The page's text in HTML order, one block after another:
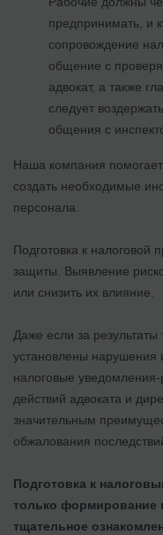
предпринимать, и
сопровождение
общение с
адвокат, а также
следует
общения с
Наша компания
создать необходимые
персонала.
Подготовка к налоговой
защиты. Выявление
или снизить их влияние.
Даже если за результаты
установлены нарушения
налоговые уведомления-
действий адвоката и
значительным
обжалования
Подготовка к
только формирование
тщательное